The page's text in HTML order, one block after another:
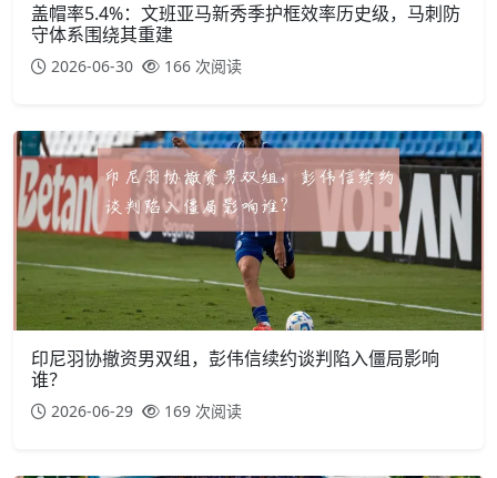
盖帽率5.4%：文班亚马新秀季护框效率历史级，马刺防
守体系围绕其重建
2026-06-30 166 次阅读
印尼羽协撤资男双组，彭伟信续约谈判陷入僵局影响
谁？
2026-06-29 169 次阅读